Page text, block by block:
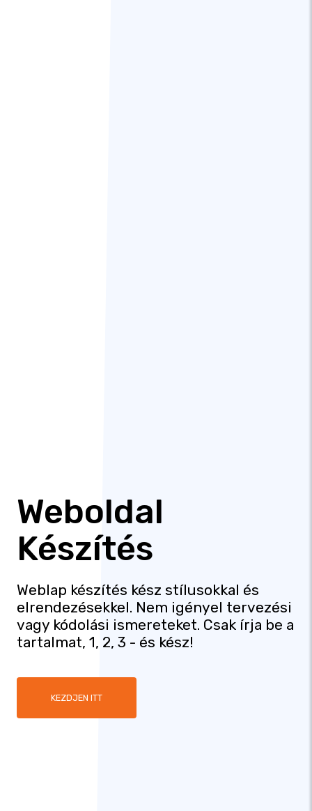
Weboldal
Készítés
Weblap készítés kész stílusokkal és
elrendezésekkel. Nem igényel tervezési
vagy kódolási ismereteket. Csak írja be a
tartalmat, 1, 2, 3 - és kész!
KEZDJEN ITT